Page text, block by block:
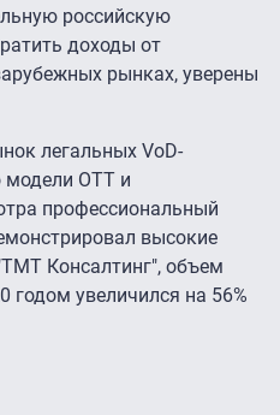
российскую
доходы от
рынках, уверены
легальных VoD-
модели ОТТ и
профессиональный
высокие
Консалтинг", объем
годом увеличился на 56%